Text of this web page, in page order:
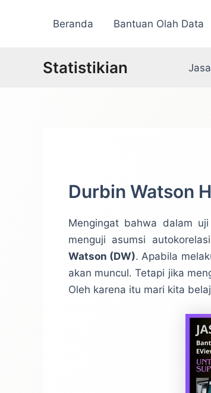
Beranda Bantuan Olah Data
Statistikian
Durbin Watson
Mengingat bahwa dalam uji
menguji asumsi
Watson (DW). Apabila
akan muncul. Tetapi jika
Oleh karena itu mari kita